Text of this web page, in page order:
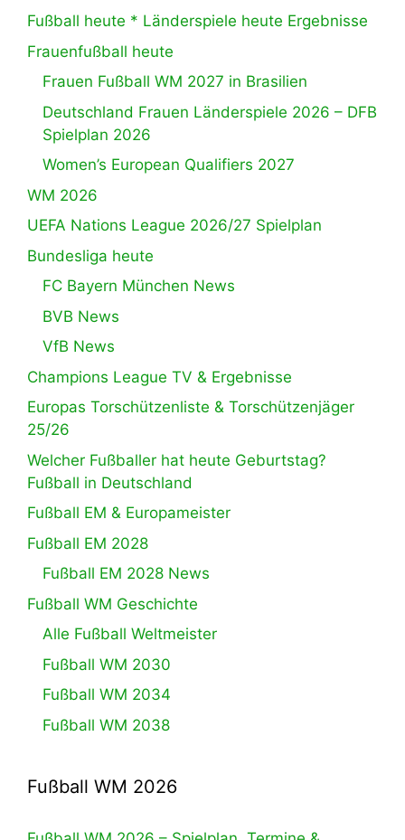
Fußball heute * Länderspiele heute Ergebnisse
Frauenfußball heute
Frauen Fußball WM 2027 in Brasilien
Deutschland Frauen Länderspiele 2026 – DFB
Spielplan 2026
Women’s European Qualifiers 2027
WM 2026
UEFA Nations League 2026/27 Spielplan
Bundesliga heute
FC Bayern München News
BVB News
VfB News
Champions League TV & Ergebnisse
Europas Torschützenliste & Torschützenjäger
25/26
Welcher Fußballer hat heute Geburtstag?
Fußball in Deutschland
Fußball EM & Europameister
Fußball EM 2028
Fußball EM 2028 News
Fußball WM Geschichte
Alle Fußball Weltmeister
Fußball WM 2030
Fußball WM 2034
Fußball WM 2038
Fußball WM 2026